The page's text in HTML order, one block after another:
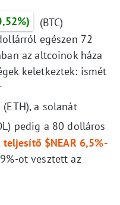
(BTC)
egészen 72
az altcoinok háza
keletkeztek: ismét
(ETH), a solanát
pedig a 80 dolláros
$NEAR 6,5%-
ot vesztett az